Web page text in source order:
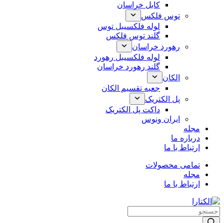
کابل خراسان
توس فلکس
لوله فلکسیبل توس
گلند توس فلکس
رهورد خراسان
لوله فلکسیبل رهورد
گلند رهورد خراسان
الکان
جعبه تقسیم الکان
پل الکتریک
داکت پل الکتریک
ایران ونوس
مجله
درباره ما
ارتباط با ما
تمامی محصولات
مجله
ارتباط با ما